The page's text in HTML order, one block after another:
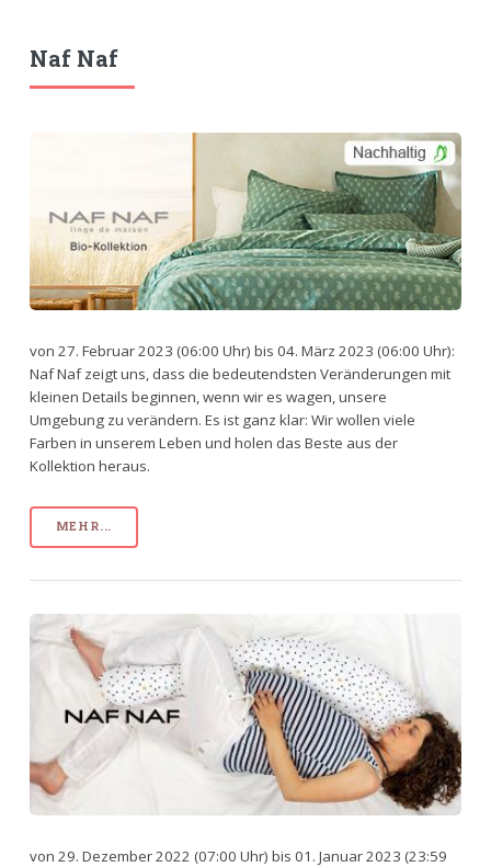
Naf Naf
von 27. Februar 2023 (06:00 Uhr) bis 04. März 2023 (06:00 Uhr):
Naf Naf zeigt uns, dass die bedeutendsten Veränderungen mit
kleinen Details beginnen, wenn wir es wagen, unsere
Umgebung zu verändern. Es ist ganz klar: Wir wollen viele
Farben in unserem Leben und holen das Beste aus der
Kollektion heraus.
MEHR...
von 29. Dezember 2022 (07:00 Uhr) bis 01. Januar 2023 (23:59